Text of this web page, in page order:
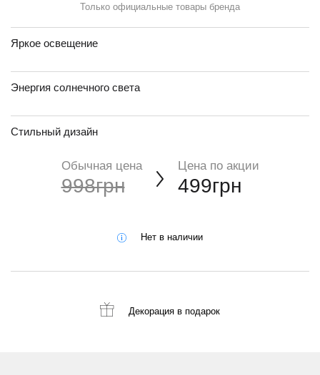
Только официальные товары бренда
Яркое освещение
Энергия солнечного света
Стильный дизайн
Обычная цена
998грн
Цена по акции
499грн
Нет в наличии
Декорация в подарок